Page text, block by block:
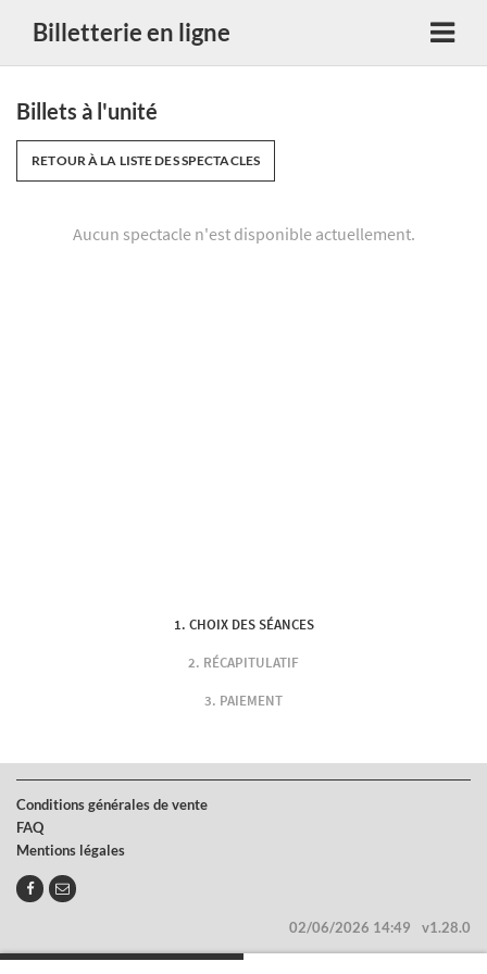
Billetterie en ligne
Billets à l'unité
RETOUR À LA LISTE DES SPECTACLES
Aucun spectacle n'est disponible actuellement.
CHOIX DES SÉANCES
RÉCAPITULATIF
PAIEMENT
Conditions générales de vente
FAQ
Mentions légales
02/06/2026 14:49 v1.28.0